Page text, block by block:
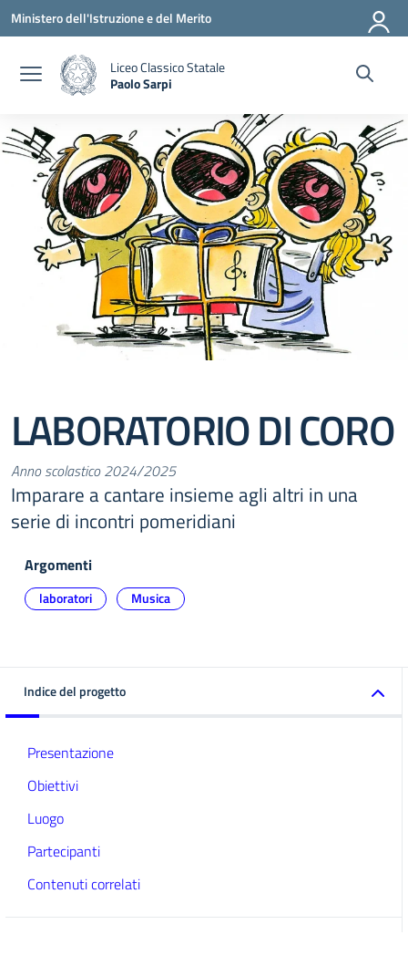
Vai ai contenuti
Vai al menu di navigazione
Vai al footer
Ministero dell'Istruzione e del Merito
Liceo Classico Statale
Paolo Sarpi
LABORATORIO DI CORO
Anno scolastico 2024/2025
Imparare a cantare insieme agli altri in una
serie di incontri pomeridiani
Argomenti
laboratori Musica
Indice del progetto
Presentazione
Obiettivi
Luogo
Partecipanti
Contenuti correlati